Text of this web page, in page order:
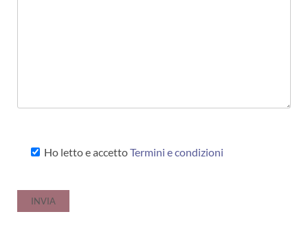
Ho letto e accettoTermini e condizioni